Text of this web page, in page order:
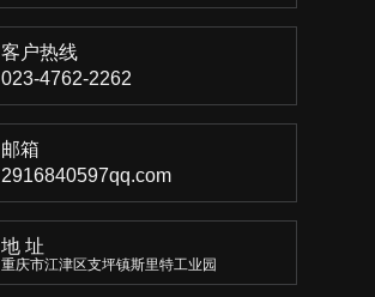
客户热线
023-4762-2262
邮箱
2916840597qq.com
地 址
重庆市江津区支坪镇斯里特工业园